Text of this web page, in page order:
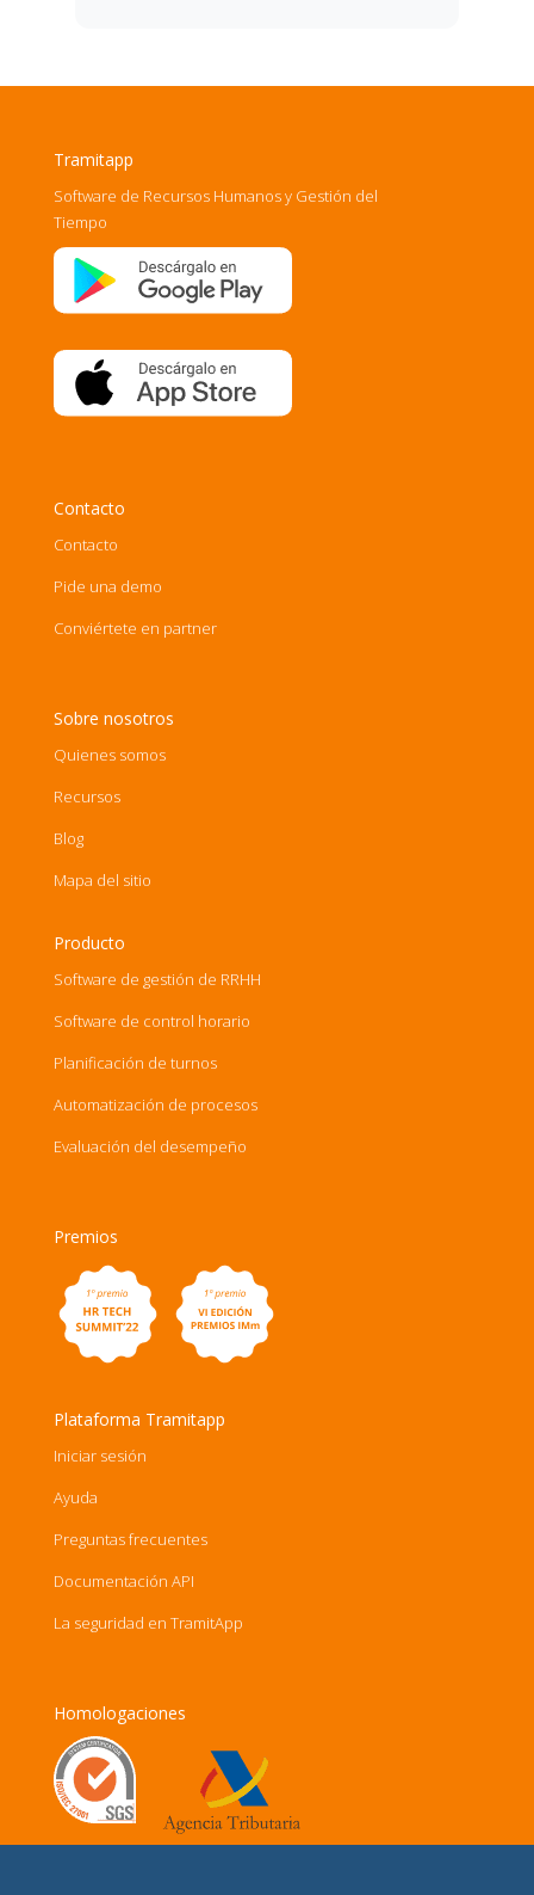
Tramitapp
Software de Recursos Humanos y Gestión del
Tiempo
Contacto
Contacto
Pide una demo
Conviértete en partner
Sobre nosotros
Quienes somos
Recursos
Blog
Mapa del sitio
Producto
Software de gestión de RRHH
Software de control horario
Planificación de turnos
Automatización de procesos
Evaluación del desempeño
Premios
Plataforma Tramitapp
Iniciar sesión
Ayuda
Preguntas frecuentes
Documentación API
La seguridad en TramitApp
Homologaciones